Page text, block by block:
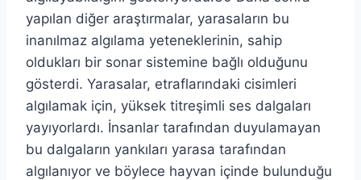
yapılan diğer araştırmalar, yarasaların bu
inanılmaz algılama yeteneklerinin, sahip
oldukları bir sonar sistemine bağlı olduğunu
gösterdi. Yarasalar, etraflarındaki cisimleri
algılamak için, yüksek titreşimli ses dalgaları
yayıyorlardı. İnsanlar tarafından duyulamayan
bu dalgaların yankıları yarasa tarafından
algılanıyor ve böylece hayvan içinde bulunduğu